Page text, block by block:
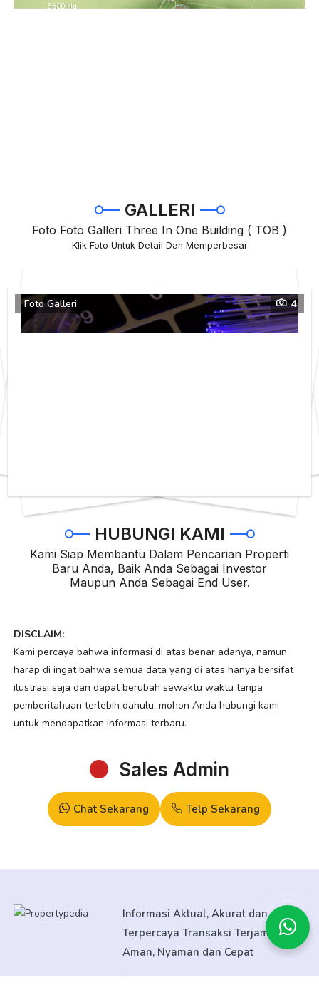
GALLERI
Foto Foto Galleri Three In One Building ( TOB )
Klik Foto Untuk Detail Dan Memperbesar
Foto Galleri 4
HUBUNGI KAMI
Kami Siap Membantu Dalam Pencarian Properti
Baru Anda, Baik Anda Sebagai Investor
Maupun Anda Sebagai End User.
DISCLAIM:
Kami percaya bahwa informasi di atas benar adanya, namun
harap di ingat bahwa semua data yang di atas hanya bersifat
ilustrasi saja dan dapat berubah sewaktu waktu tanpa
pemberitahuan terlebih dahulu. mohon Anda hubungi kami
untuk mendapatkan informasi terbaru.
Sales Admin
Chat Sekarang Telp Sekarang
Informasi Aktual, Akurat dan
Terpercaya Transaksi Terjamin
Aman, Nyaman dan Cepat